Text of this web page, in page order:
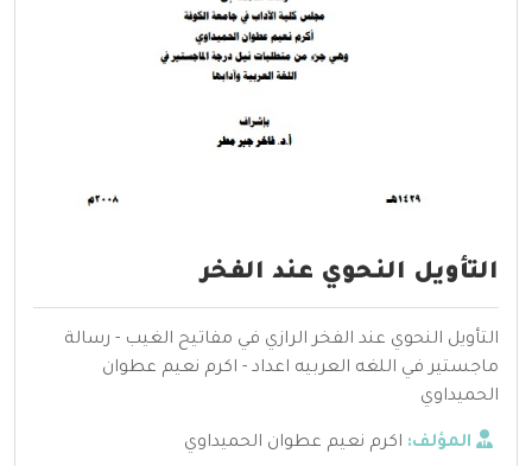
التأويل النحوي عند الفخر
التأويل النحوي عند الفخر الرازي في مفاتيح الغيب - رسالة
ماجستير في اللغه العربيه اعداد - اكرم نعيم عطوان
الحميداوي
المؤلف: اكرم نعيم عطوان الحميداوي